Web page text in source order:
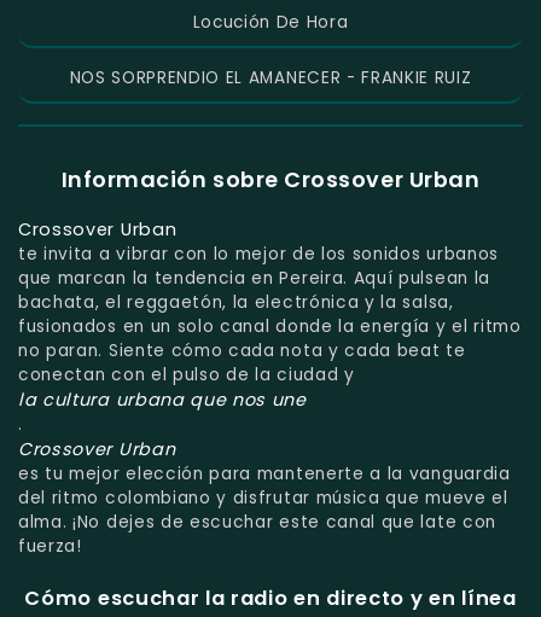
Locución De Hora
NOS SORPRENDIO EL AMANECER - FRANKIE RUIZ
Información sobre Crossover Urban
Crossover Urban
te invita a vibrar con lo mejor de los sonidos urbanos
que marcan la tendencia en Pereira. Aquí pulsean la
bachata, el reggaetón, la electrónica y la salsa,
fusionados en un solo canal donde la energía y el ritmo
no paran. Siente cómo cada nota y cada beat te
conectan con el pulso de la ciudad y
la cultura urbana que nos une
.
Crossover Urban
es tu mejor elección para mantenerte a la vanguardia
del ritmo colombiano y disfrutar música que mueve el
alma. ¡No dejes de escuchar este canal que late con
fuerza!
Cómo escuchar la radio en directo y en línea